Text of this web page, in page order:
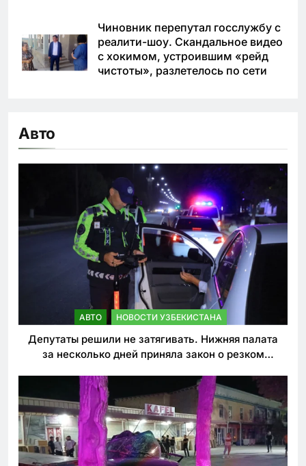
Чиновник перепутал госслужбу с
реалити-шоу. Скандальное видео
с хокимом, устроившим «рейд
чистоты», разлетелось по сети
Авто
АВТО НОВОСТИ УЗБЕКИСТАНА
Депутаты решили не затягивать. Нижняя палата
за несколько дней приняла закон о резком